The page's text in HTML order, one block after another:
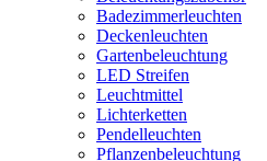
Badezimmerleuchten
Deckenleuchten
Gartenbeleuchtung
LED Streifen
Leuchtmittel
Lichterketten
Pendelleuchten
Pflanzenbeleuchtung